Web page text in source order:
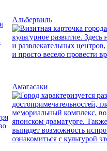
Альбервиль
Амагасаки